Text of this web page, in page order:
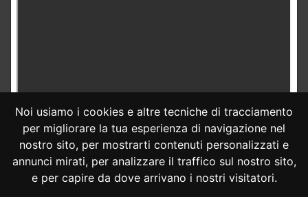
Noi usiamo i cookies e altre tecniche di tracciamento
per migliorare la tua esperienza di navigazione nel
nostro sito, per mostrarti contenuti personalizzati e
annunci mirati, per analizzare il traffico sul nostro sito,
e per capire da dove arrivano i nostri visitatori.